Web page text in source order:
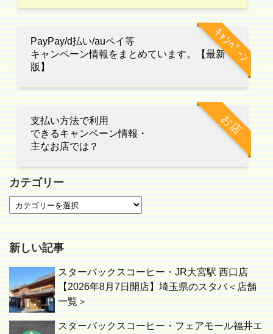
ｷｬﾝﾍﾟｰﾝ
PayPay/d払い/auペイ等
キャンペーン情報をまとめています。【最新
版】
お店
支払い方法で利用
できるキャンペーン情報・
主なお店では？
カテゴリー
新しい記事
スターバックスコーヒー・JR大宮駅 西口店
【2026年8月7日開店】埼玉県のスタバ＜店舗
一覧＞
スターバックスコーヒー・フェアモール福井エ